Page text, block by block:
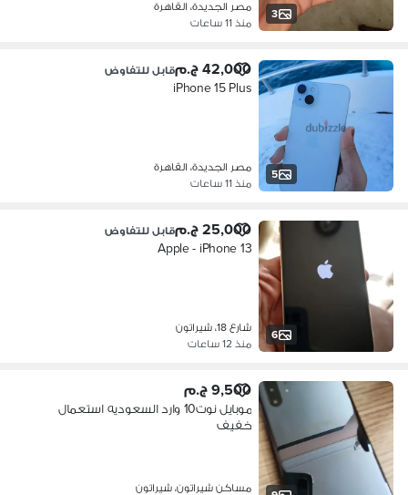
3
مصر الجديدة، القاهرة
منذ 11 ساعات
5
42,000 ج.م قابل للتفاوض
iPhone 15 Plus
مصر الجديدة، القاهرة
منذ 11 ساعات
6
25,000 ج.م قابل للتفاوض
Apple - iPhone 13
شارع 18، شيراتون
منذ 12 ساعات
9,500 ج.م
موبايل نوت10 وارد السعوديه استعمال
خفيف
مساكن شيراتون، شيراتون